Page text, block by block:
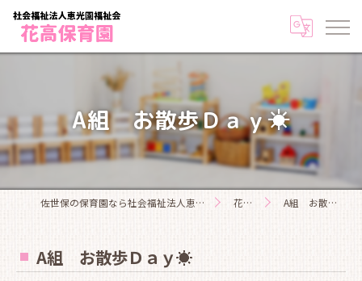
A組 お散歩Ｄａｙ☀
佐世保の保育園なら社会福祉法人恵光園福祉会花高保育園 花高日記 A組 お散歩Ｄａｙ☀
A組 お散歩Ｄａｙ☀